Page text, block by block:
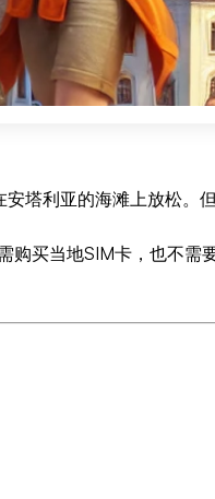
塔利亚的海滩上放松。
购买当地SIM卡，也不需